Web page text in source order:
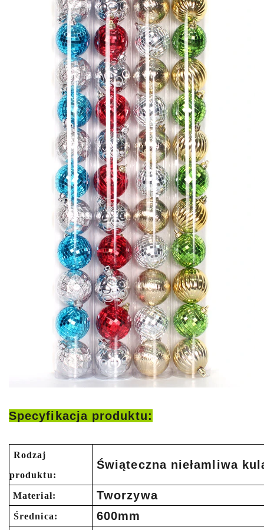
Specyfikacja produktu:
Rodzaj
produktu:
Świąteczna niełamliwa
Materiał: Tworzywa
Średnica:
600mm